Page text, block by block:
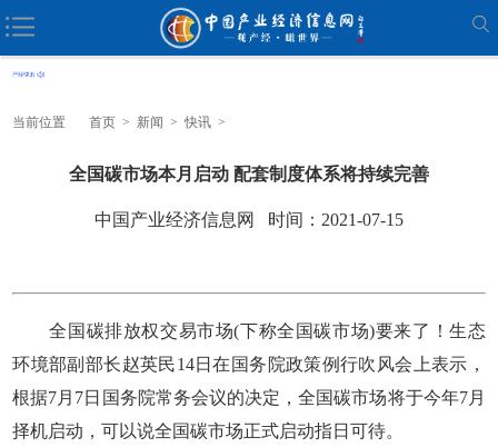
当前位置 首页 > 新闻 > 快讯 >
全国碳市场本月启动 配套制度体系将持续完善
中国产业经济信息网 时间：2021-07-15
全国碳排放权交易市场(下称全国碳市场)要来了！生态
环境部副部长赵英民14日在国务院政策例行吹风会上表示，
根据7月7日国务院常务会议的决定，全国碳市场将于今年7月
择机启动，可以说全国碳市场正式启动指日可待。